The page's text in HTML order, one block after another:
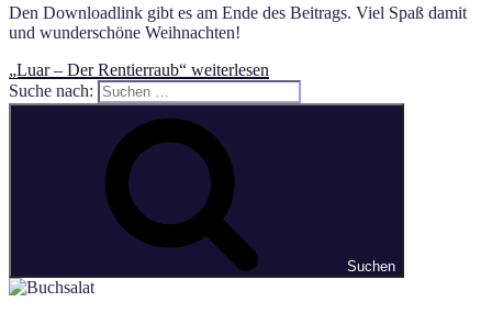
Den Downloadlink gibt es am Ende des Beitrags. Viel Spaß damit
und wunderschöne Weihnachten!
„Luar – Der Rentierraub“ weiterlesen
Suche nach:
Suchen